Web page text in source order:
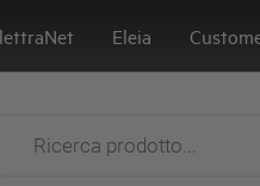
Eleia